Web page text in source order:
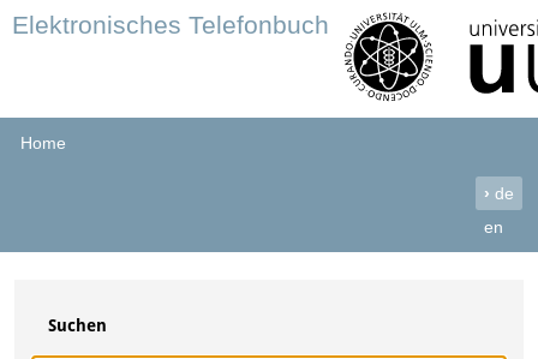
Elektronisches Telefonbuch
Home
› de
en
Suchen